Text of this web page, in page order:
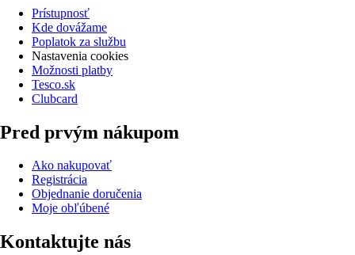
Prístupnosť
Kde dovážame
Poplatok za službu
Nastavenia cookies
Možnosti platby
Tesco.sk
Clubcard
Pred prvým nákupom
Ako nakupovať
Registrácia
Objednanie doručenia
Moje obľúbené
Kontaktujte nás